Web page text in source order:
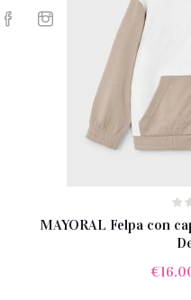
MAYORAL Felpa con
€